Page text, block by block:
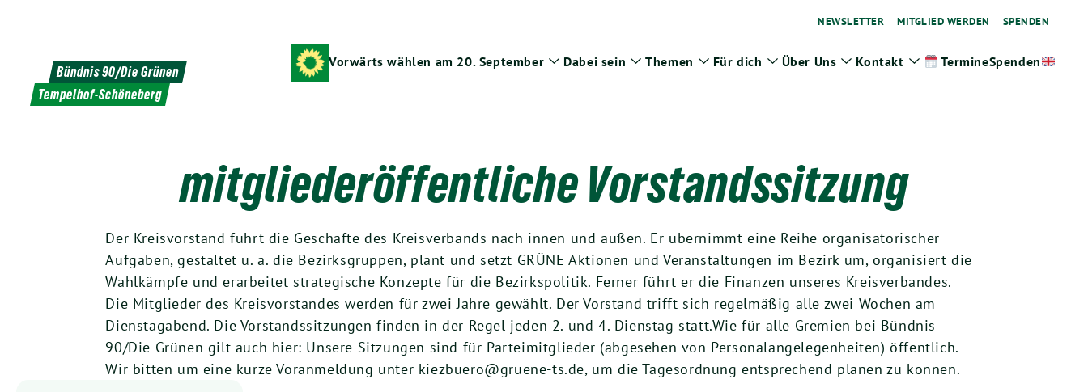
NEWSLETTER MITGLIED WERDEN SPENDEN
Bündnis 90/Die Grünen
Tempelhof-Schöneberg
Vorwärts wählen am 20. September Zeige
Dabei sein
Zeige
Themen
Zeige
Für dich
Zeige
Über Uns Zeige
Kontakt ZeigeTermineSpenden
mitgliederöffentliche Vorstandssitzung
Der Kreisvorstand führt die Geschäfte des Kreisverbands nach innen und außen. Er übernimmt eine Reihe organisatorischer
Aufgaben, gestaltet u. a. die Bezirksgruppen, plant und setzt GRÜNE Aktionen und Veranstaltungen im Bezirk um, organisiert die
Wahlkämpfe und erarbeitet strategische Konzepte für die Bezirkspolitik. Ferner führt er die Finanzen unseres Kreisverbandes.
Die Mitglieder des Kreisvorstandes werden für zwei Jahre gewählt. Der Vorstand trifft sich regelmäßig alle zwei Wochen am
Dienstagabend. Die Vorstandssitzungen finden in der Regel jeden 2. und 4. Dienstag statt.Wie für alle Gremien bei Bündnis
90/Die Grünen gilt auch hier: Unsere Sitzungen sind für Parteimitglieder (abgesehen von Personalangelegenheiten) öffentlich.
Wir bitten um eine kurze Voranmeldung unter kiezbuero@gruene-ts.de, um die Tagesordnung entsprechend planen zu können.